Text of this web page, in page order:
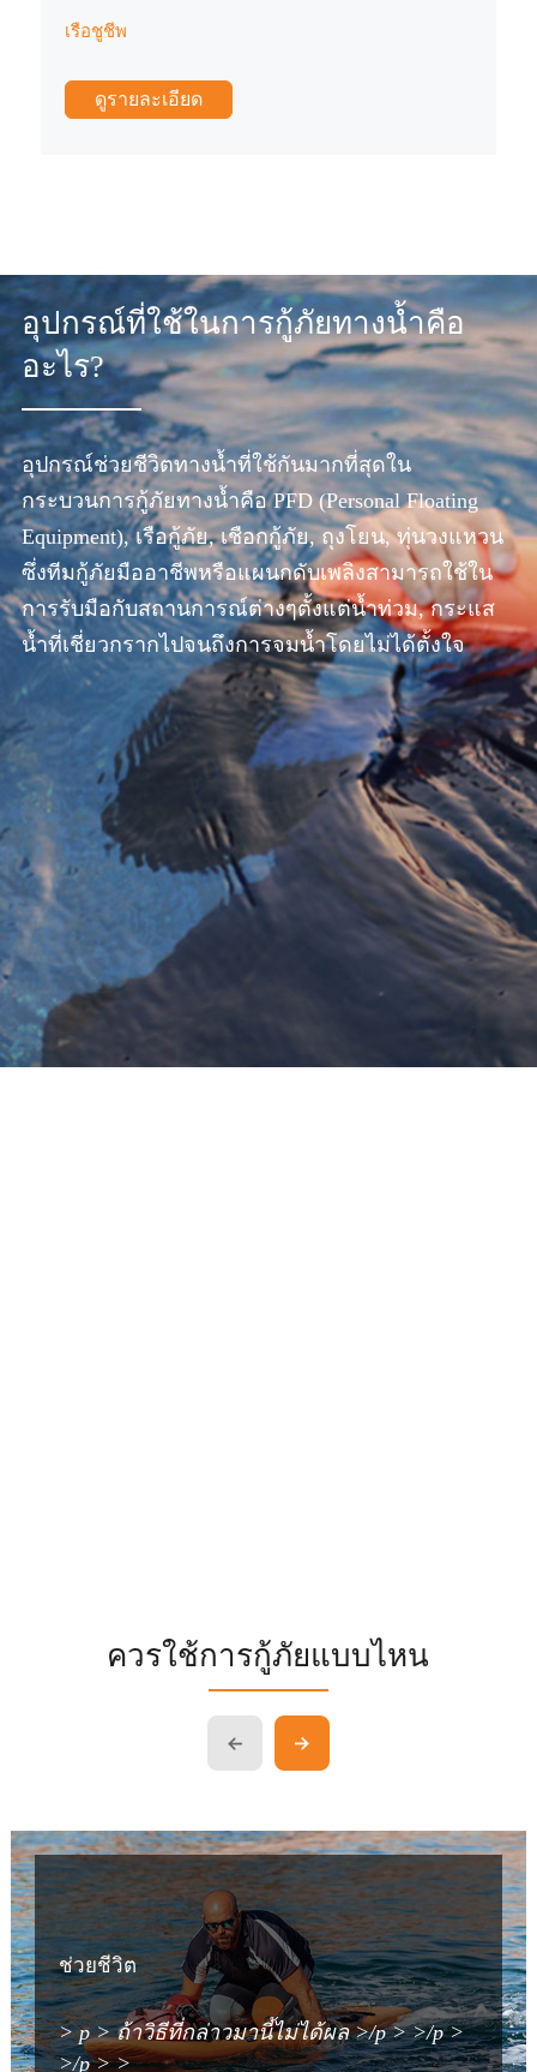
เรือชูชีพ
ดูรายละเอียด
อุปกรณ์ที่ใช้ในการกู้ภัยทางน้ำคือ
อะไร?
อุปกรณ์ช่วยชีวิตทางน้ำที่ใช้กันมากที่สุดใน
กระบวนการกู้ภัยทางน้ำคือ PFD (Personal Floating
Equipment), เรือกู้ภัย, เชือกกู้ภัย, ถุงโยน, ทุ่นวงแหวน
ซึ่งทีมกู้ภัยมืออาชีพหรือแผนกดับเพลิงสามารถใช้ใน
การรับมือกับสถานการณ์ต่างๆตั้งแต่น้ำท่วม, กระแส
น้ำที่เชี่ยวกรากไปจนถึงการจมน้ำโดยไม่ได้ตั้งใจ
ควรใช้การกู้ภัยแบบไหน
เรียกนักกู้ภัยมืออาชีพ
> p > หากประเภทการกู้ภัยข้างต้นไม่ได้ผล
>/p >